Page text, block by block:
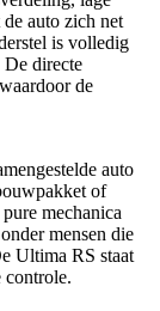
auto zich net
is volledig
De directe
de
auto
of
mechanica
mensen die
Ultima RS staat
controle.